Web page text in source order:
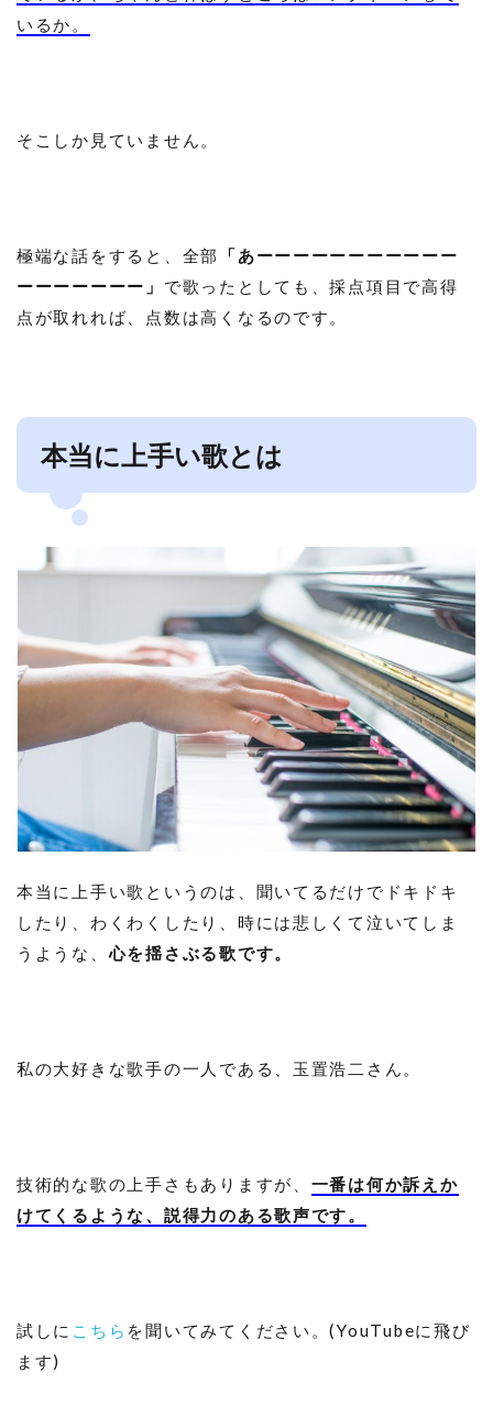
いるか。
そこしか見ていません。
極端な話をすると、全部
「あーーーーーーーーーーー
ーーーーーーー」 で歌ったとしても、採点項目で高得
点が取れれば、点数は高くなるのです。
本当に上手い歌とは
本当に上手い歌というのは、聞いてるだけでドキドキ
したり、わくわくしたり、時には悲しくて泣いてしま
うような、心を揺さぶる歌です。
私の大好きな歌手の一人である、玉置浩二さん。
技術的な歌の上手さもありますが、 一番は何か訴えか
けてくるような、説得力のある歌声です。
試しに こちら を聞いてみてください。(YouTubeに飛び
ます)